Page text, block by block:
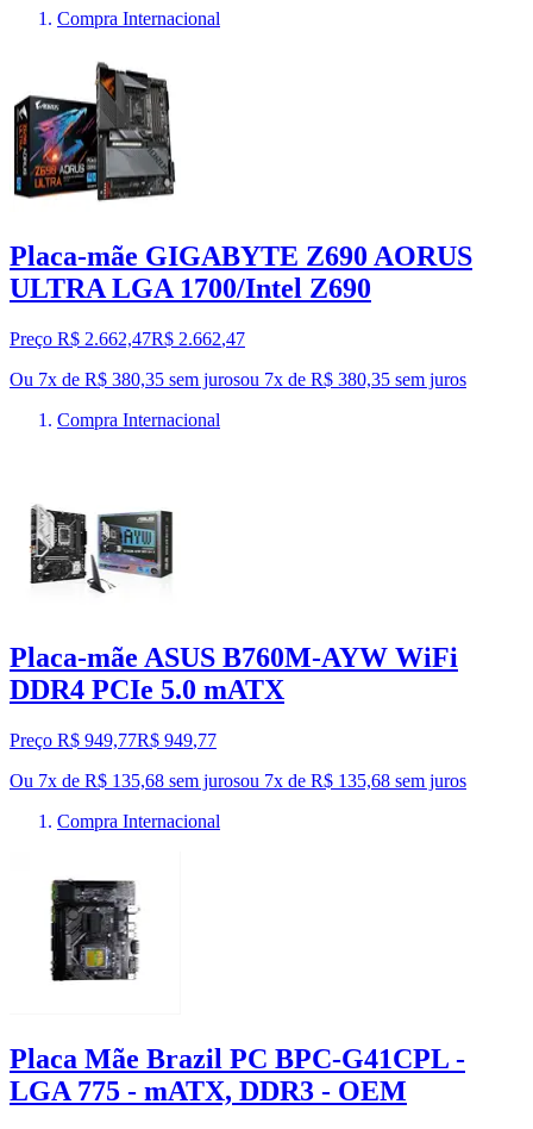
Compra Internacional
Placa-mãe GIGABYTE Z690 AORUS
ULTRA LGA 1700/Intel Z690
Preço R$ 2.662,47R$ 2.662,47
Ou 7x de R$ 380,35 sem jurosou 7x de R$ 380,35 sem juros
Compra Internacional
Placa-mãe ASUS B760M-AYW WiFi
DDR4 PCIe 5.0 mATX
Preço R$ 949,77R$ 949,77
Ou 7x de R$ 135,68 sem jurosou 7x de R$ 135,68 sem juros
Compra Internacional
Placa Mãe Brazil PC BPC-G41CPL -
LGA 775 - mATX, DDR3 - OEM